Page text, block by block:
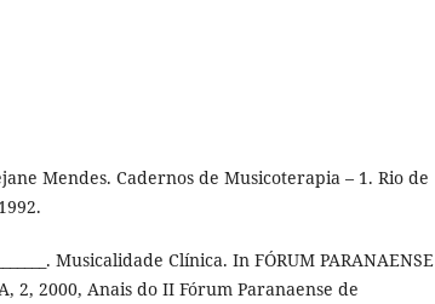
Mendes. Cadernos de Musicoterapia – 1. Rio de
Musicalidade Clí­nica. In FÓRUM PARANAENSE
2, 2000, Anais do II Fórum Paranaense de